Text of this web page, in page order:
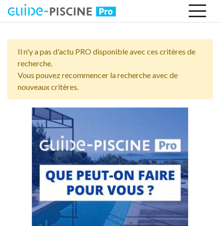
Il n'y a pas d'actu PRO disponible avec ces critères de
recherche.
Vous pouvez recommencer la recherche avec de
nouveaux critères.